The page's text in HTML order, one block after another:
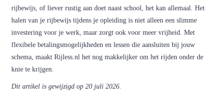
rijbewijs, of liever rustig aan doet naast school, het kan allemaal. Het
halen van je rijbewijs tijdens je opleiding is niet alleen een slimme
investering voor je werk, maar zorgt ook voor meer vrijheid. Met
flexibele betalingsmogelijkheden en lessen die aansluiten bij jouw
schema, maakt Rijless.nl het nog makkelijker om het rijden onder de
knie te krijgen.
Dit artikel is gewijzigd op 20 juli 2026.